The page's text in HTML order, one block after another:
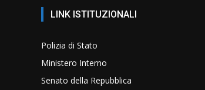
LINK ISTITUZIONALI
Polizia di Stato
Ministero Interno
Senato della Repubblica